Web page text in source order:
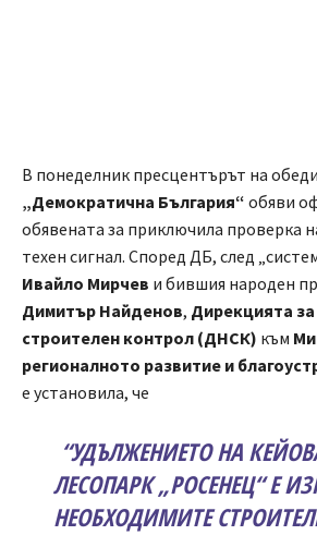
В понеделник пресцентърът на
„Демократична България“ обяви
обявената за приключила проверка
техен сигнал. Според ДБ, след
Ивайло Мирчев и бившия народен
Димитър Найденов, Дирекцията
строителен контрол (ДНСК) към
регионалното развитие и
е установила, че
“УДЪЛЖЕНИЕТО НА
ЛЕСОПАРК „РОСЕНЕЦ“ Е
НЕОБХОДИМИТЕ